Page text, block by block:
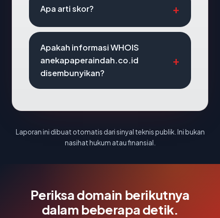
Apa arti skor?
Apakah informasi WHOIS
anekapaperaindah.co.id
disembunyikan?
Laporan ini dibuat otomatis dari sinyal teknis publik. Ini bukan
nasihat hukum atau finansial.
Periksa domain berikutnya
dalam beberapa detik.